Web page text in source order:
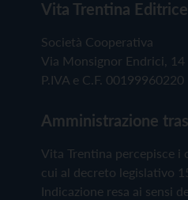
Vita Trentina Editrice
Società Cooperativa
Via Monsignor Endrici,
P.IVA e C.F. 00199960220
Amministrazione
Vita Trentina percepisce
cui al decreto legislativo
Indicazione resa ai sensi